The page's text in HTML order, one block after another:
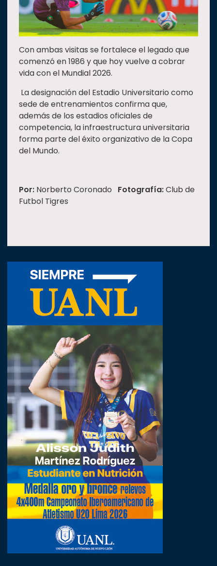
Con ambas visitas se fortalece el legado que
comenzó en 1986 y que hoy vuelve a cobrar
vida con el Mundial 2026.
La designación del Estadio Universitario como
sede de entrenamientos confirma que,
además de los estadios oficiales de
competencia, la infraestructura universitaria
forma parte del éxito organizativo de la Copa
del Mundo.
Por: Norberto Coronado Fotografía:Club de
Futbol Tigres